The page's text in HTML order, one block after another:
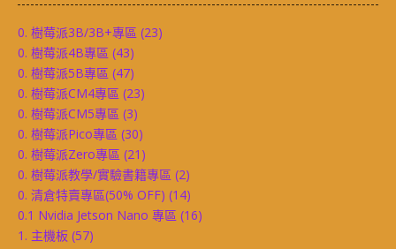
0. 樹莓派3B/3B+專區 (23)
0. 樹莓派4B專區 (43)
0. 樹莓派5B專區 (47)
0. 樹莓派CM4專區 (23)
0. 樹莓派CM5專區 (3)
0. 樹莓派Pico專區 (30)
0. 樹莓派Zero專區 (21)
0. 樹莓派教學/實驗書籍專區 (2)
0. 清倉特賣專區(50% OFF) (14)
0.1 Nvidia Jetson Nano 專區 (16)
1. 主機板 (57)